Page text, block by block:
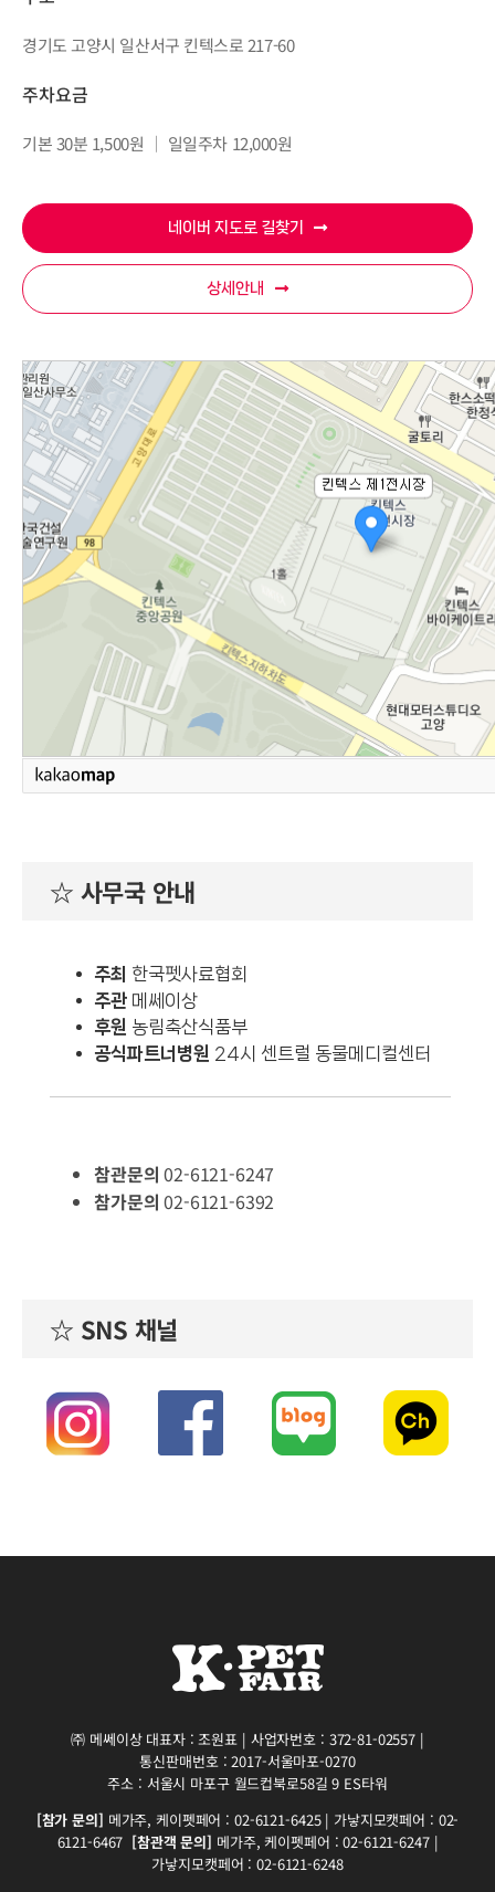
경기도 고양시 일산서구 킨텍스로 217-60
주차요금
기본 30분 1,500원 │ 일일주차 12,000원
네이버 지도로 길찾기
상세안내
☆ 사무국 안내
주최 한국펫사료협회
주관 메쎄이상
후원 농림축산식품부
공식파트너병원 24시 센트럴 동물메디컬센터
참관문의 02-6121-6247
참가문의 02-6121-6392
☆ SNS 채널
㈜ 메쎄이상 대표자 : 조원표 | 사업자번호 : 372-81-02557 |
통신판매번호 : 2017-서울마포-0270
주소 : 서울시 마포구 월드컵북로58길 9 ES타워
[참가 문의] 메가주, 케이펫페어 : 02-6121-6425 | 가낳지모캣페어 : 02-
6121-6467 [참관객 문의] 메가주, 케이펫페어 : 02-6121-6247 |
가낳지모캣페어 : 02-6121-6248